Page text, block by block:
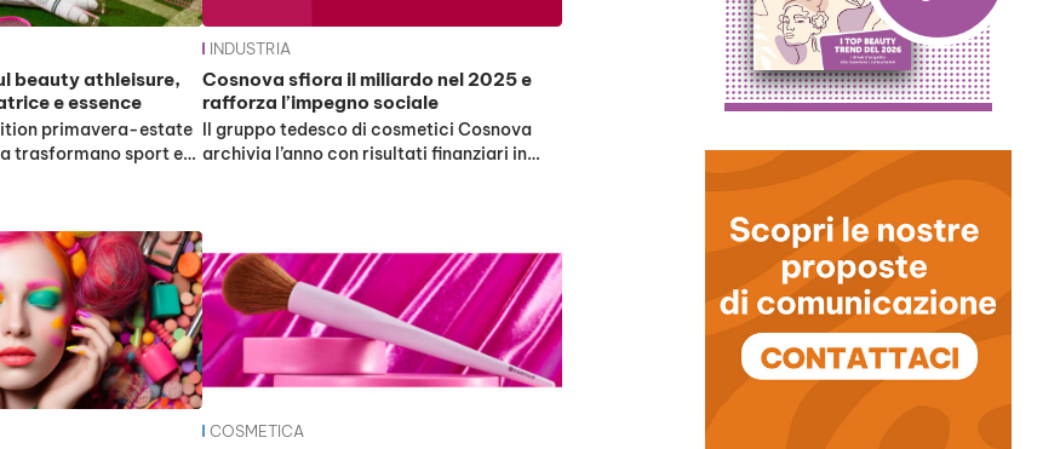
beauty athleisure,
e essence
primavera-estate
trasformano sport e…
INDUSTRIA
Cosnova sfiora il miliardo nel 2025 e
rafforza l’impegno sociale
Il gruppo tedesco di cosmetici Cosnova
archivia l’anno con risultati finanziari in…
COSMETICA